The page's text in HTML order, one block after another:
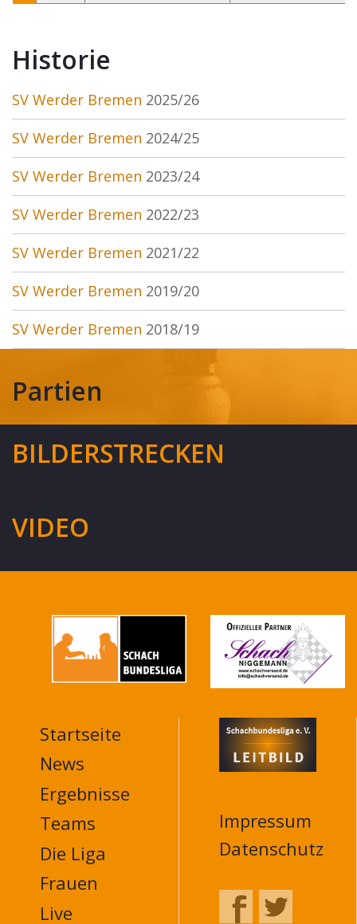
Historie
SV Werder Bremen 2025/26
SV Werder Bremen 2024/25
SV Werder Bremen 2023/24
SV Werder Bremen 2022/23
SV Werder Bremen 2021/22
SV Werder Bremen 2019/20
SV Werder Bremen 2018/19
Partien
BILDERSTRECKEN
VIDEO
MAIN
NAVIGATION
FOOTER
Startseite
News
Ergebnisse
Teams
Die Liga
Frauen
Live
Impressum
Datenschutz